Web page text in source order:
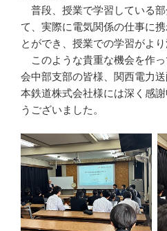
普段、授業で学習している
て、実際に電気関係の仕事に
とができ、授業での学習がより
このような貴重な機会を作
会中部支部の皆様、関西電力
本鉄道株式会社様には深く感
うございました。